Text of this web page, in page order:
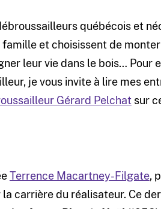
québécois et
et choisissent de
leur vie dans le bois… Pour
je vous invite à lire mes
Gérard Pelchat sur
Terrence Macartney-Filgate,
carrière du réalisateur. Ce